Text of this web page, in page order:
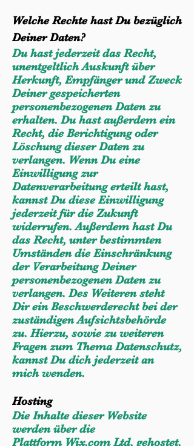
Welche Rechte hast Du bezüglich
Deiner Daten?
Du hast jederzeit das Recht,
unentgeltlich Auskunft über
Herkunft, Empfänger und Zweck
Deiner gespeicherten
personenbezogenen Daten zu
erhalten. Du hast außerdem ein
Recht, die Berichtigung oder
Löschung dieser Daten zu
verlangen. Wenn Du eine
Einwilligung zur
Datenverarbeitung erteilt hast,
kannst Du diese Einwilligung
jederzeit für die Zukunft
widerrufen. Außerdem hast Du
das Recht, unter bestimmten
Umständen die Einschränkung
der Verarbeitung Deiner
personenbezogenen Daten zu
verlangen. Des Weiteren steht
Dir ein Beschwerderecht bei der
zuständigen Aufsichtsbehörde
zu. Hierzu, sowie zu weiteren
Fragen zum Thema Datenschutz,
kannst Du dich jederzeit an
mich wenden.
Hosting
Die Inhalte dieser Website
werden über die
Plattform Wix.com Ltd. gehostet.